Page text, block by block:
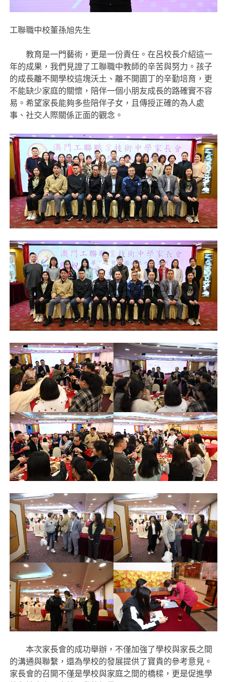
工聯職中校董孫旭先生
教育是一門藝術，更是一份責任。在呂校長介紹這一
年的成果，我們見證了工聯職中教師的辛苦與努力。孩子
的成長離不開學校這塊沃土、離不開園丁的辛勤培育，更
不能缺少家庭的關懷，陪伴一個小朋友成長的路確實不容
易。希望家長能夠多些陪伴子女，且傳授正確的為人處
事、社交人際關係正面的觀念。
本次家長會的成功舉辦，不僅加強了學校與家長之間
的溝通與聯繫，還為學校的發展提供了寶貴的參考意見。
家長會的召開不僅是學校與家庭之間的橋樑，更是促進學